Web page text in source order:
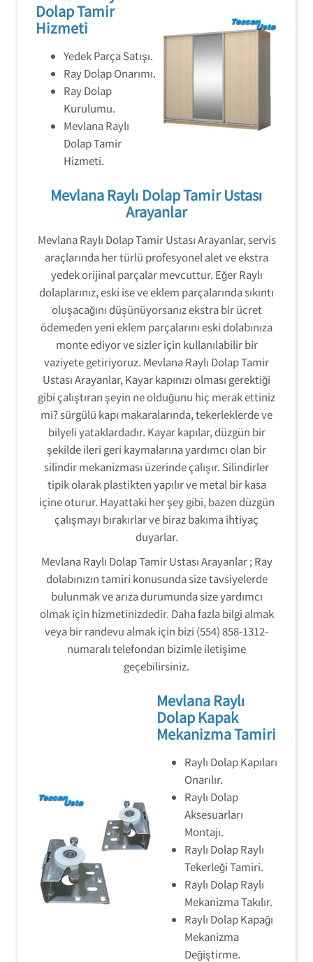
Dolap Tamir
Hizmeti
Yedek Parça Satışı.
Ray Dolap Onarımı.
Ray Dolap
Kurulumu.
Mevlana Raylı
Dolap Tamir
Hizmeti.
Mevlana Raylı Dolap Tamir Ustası
Arayanlar
Mevlana Raylı Dolap Tamir Ustası Arayanlar, servis
araçlarında her türlü profesyonel alet ve ekstra
yedek orijinal parçalar mevcuttur. Eğer Raylı
dolaplarınız, eski ise ve eklem parçalarında sıkıntı
oluşacağını düşünüyorsanız ekstra bir ücret
ödemeden yeni eklem parçalarını eski dolabınıza
monte ediyor ve sizler için kullanılabilir bir
vaziyete getiriyoruz. Mevlana Raylı Dolap Tamir
Ustası Arayanlar, Kayar kapınızı olması gerektiği
gibi çalıştıran şeyin ne olduğunu hiç merak ettiniz
mi? sürgülü kapı makaralarında, tekerleklerde ve
bilyeli yataklardadır. Kayar kapılar, düzgün bir
şekilde ileri geri kaymalarına yardımcı olan bir
silindir mekanizması üzerinde çalışır. Silindirler
tipik olarak plastikten yapılır ve metal bir kasa
içine oturur. Hayattaki her şey gibi, bazen düzgün
çalışmayı bırakırlar ve biraz bakıma ihtiyaç
duyarlar.
Mevlana Raylı Dolap Tamir Ustası Arayanlar ; Ray
dolabınızın tamiri konusunda size tavsiyelerde
bulunmak ve arıza durumunda size yardımcı
olmak için hizmetinizdedir. Daha fazla bilgi almak
veya bir randevu almak için bizi (554) 858-1312-
numaralı telefondan bizimle iletişime
geçebilirsiniz.
Mevlana Raylı
Dolap Kapak
Mekanizma Tamiri
Raylı Dolap Kapıları
Onarılır.
Raylı Dolap
Aksesuarları
Montajı.
Raylı Dolap Raylı
Tekerleği Tamiri.
Raylı Dolap Raylı
Mekanizma Takılır.
Raylı Dolap Kapağı
Mekanizma
Değiştirme.